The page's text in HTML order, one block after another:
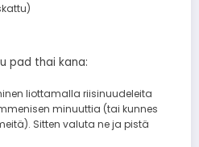
pad thai kana:
liottamalla riisinuudeleita
minuuttia (tai kunnes
Sitten valuta ne ja pistä